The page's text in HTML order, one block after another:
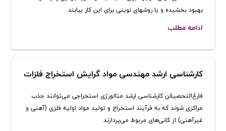
بهبود بخشیده و یا روشهای نوینی برای این كار بیابند.
ادامه مطلب
کارشناسی ارشد مهندسی مواد گرایش استخراج فلزات
فارغ‌التحصیلان‌ کارشناسی ارشد متالورژی استخراجی‌ می‌توانند جذب‌
مراکزی‌ شوند که‌ به‌ فرآیند استخراج‌ و تولید مواد اولیه‌ فلزی‌ (آهنی‌ و
غیرآهنی‌) از کانی‌های‌ مربوط‌ می‌پردازند.